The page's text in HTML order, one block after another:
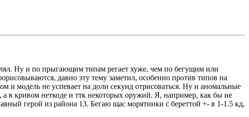
Ну и по прыгающим типам регает хуже, чем по бегущим или
давно эту тему заметил, особенно против типов на
и модель не успевает на доли секунд отрисоваться. Ну и аномальные
а в кривом неткоде и ттк некоторых оружий. Я, например, как бы не
герой из района 13. Бегаю щас морятники с береттой +- в 1-1.5 кд,